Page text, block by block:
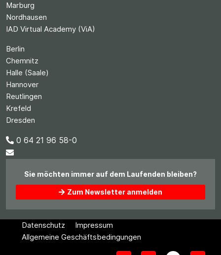
Marburg
Nordhausen
IAD Virtual Academy (ViA)
Berlin
Chemnitz
Halle (Saale)
Hannover
Reutlingen
Krefeld
Dresden
0 64 21 96 58-0
Sie möchten immer auf dem Laufenden bleiben?
Zum Newsletter anmelden
Datenschutz
Impressum
Allgemeine Geschäftsbedingungen